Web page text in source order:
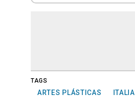
TAGS
ARTES PLÁSTICAS ITALIA